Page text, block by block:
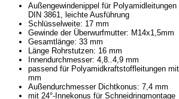
Außengewindenippel für
DIN 3861, leichte Ausführung
Schlüsselweite: 17 mm
Gewinde der Überwurfmutter: M14x1,5mm
Gesamtlänge: 33 mm
Länge Rohrstutzen: 16 mm
Innendurchmesser: 4,8..4,9 mm
passend für Polyamidkraftstoffleitungen
mm
Außendurchmesser Dichtkonus: 7,4 mm
mit 24°-Innekonus für Schneidringmontage